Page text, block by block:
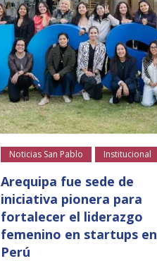
Noticias San Pablo Institucional
Arequipa fue sede de
iniciativa pionera para
fortalecer el liderazgo
femenino en startups en
Perú